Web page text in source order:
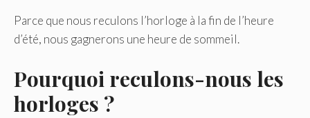
Parce que nous reculons l’horloge à la fin de l’heure
d’été, nous gagnerons une heure de sommeil.
Pourquoi reculons-nous les
horloges ?